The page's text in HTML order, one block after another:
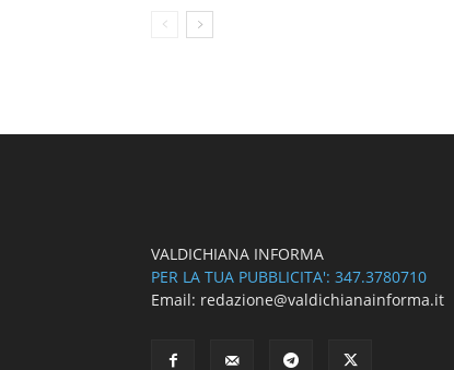
VALDICHIANA INFORMA
PER LA TUA PUBBLICITA': 347.3780710
Email: redazione@valdichianainforma.it